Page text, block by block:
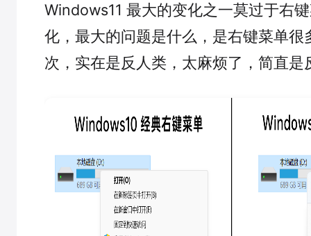
Windows11 最大的变化之一莫过于右
化，最大的问题是什么，是右键菜单很
次，实在是反人类，太麻烦了，简直是